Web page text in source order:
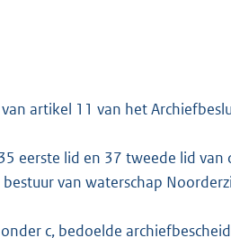
b
artikel 11 van het
eerste lid en 37 tweede lid
van waterschap
c, bedoelde